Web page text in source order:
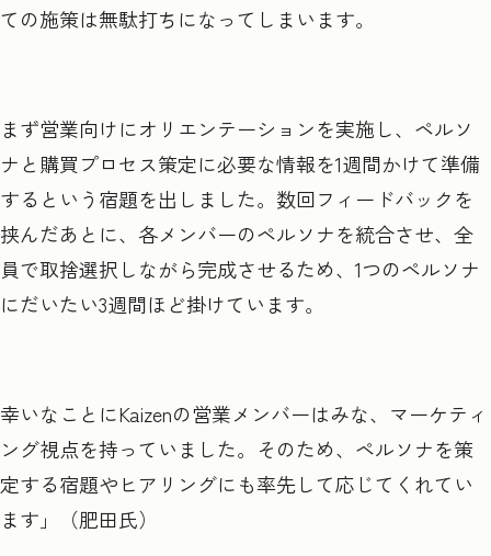
ての施策は無駄打ちになってしまいます。
まず営業向けにオリエンテーションを実施し、ペルソ
ナと購買プロセス策定に必要な情報を1週間かけて準備
するという宿題を出しました。数回フィードバックを
挟んだあとに、各メンバーのペルソナを統合させ、全
員で取捨選択しながら完成させるため、1つのペルソナ
にだいたい3週間ほど掛けています。
幸いなことにKaizenの営業メンバーはみな、マーケティ
ング視点を持っていました。そのため、ペルソナを策
定する宿題やヒアリングにも率先して応じてくれてい
ます」（肥田氏）